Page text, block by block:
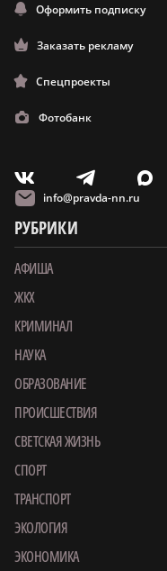
Оформить подписку
Заказать рекламу
Спецпроекты
Фотобанк
V T X
info@pravda-nn.ru
РУБРИКИ
АФИША
ЖКХ
КРИМИНАЛ
НАУКА
ОБРАЗОВАНИЕ
ПРОИСШЕСТВИЯ
СВЕТСКАЯ ЖИЗНЬ
СПОРТ
ТРАНСПОРТ
ЭКОЛОГИЯ
ЭКОНОМИКА